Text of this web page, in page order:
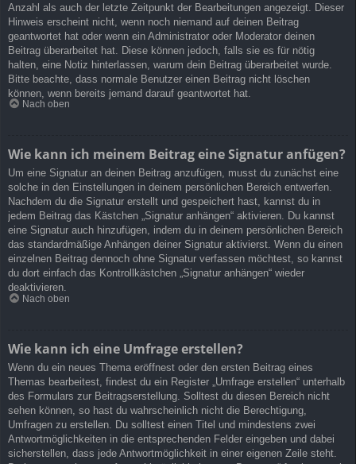
Anzahl als auch der letzte Zeitpunkt der Bearbeitungen angezeigt. Dieser
Hinweis erscheint nicht, wenn noch niemand auf deinen Beitrag
geantwortet hat oder wenn ein Administrator oder Moderator deinen
Beitrag überarbeitet hat. Diese können jedoch, falls sie es für nötig
halten, eine Notiz hinterlassen, warum dein Beitrag überarbeitet wurde.
Bitte beachte, dass normale Benutzer einen Beitrag nicht löschen
können, wenn bereits jemand darauf geantwortet hat.
Nach oben
Wie kann ich meinem Beitrag eine Signatur anfügen?
Um eine Signatur an deinen Beitrag anzufügen, musst du zunächst eine
solche in den Einstellungen in deinem persönlichen Bereich entwerfen.
Nachdem du die Signatur erstellt und gespeichert hast, kannst du in
jedem Beitrag das Kästchen „Signatur anhängen“ aktivieren. Du kannst
eine Signatur auch hinzufügen, indem du in deinem persönlichen Bereich
das standardmäßige Anhängen deiner Signatur aktivierst. Wenn du einen
einzelnen Beitrag dennoch ohne Signatur verfassen möchtest, so kannst
du dort einfach das Kontrollkästchen „Signatur anhängen“ wieder
deaktivieren.
Nach oben
Wie kann ich eine Umfrage erstellen?
Wenn du ein neues Thema eröffnest oder den ersten Beitrag eines
Themas bearbeitest, findest du ein Register „Umfrage erstellen“ unterhalb
des Formulars zur Beitragserstellung. Solltest du diesen Bereich nicht
sehen können, so hast du wahrscheinlich nicht die Berechtigung,
Umfragen zu erstellen. Du solltest einen Titel und mindestens zwei
Antwortmöglichkeiten in die entsprechenden Felder eingeben und dabei
sicherstellen, dass jede Antwortmöglichkeit in einer eigenen Zeile steht.